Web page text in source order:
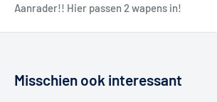
Aanrader!! Hier passen 2 wapens in!
Misschien ook interessant